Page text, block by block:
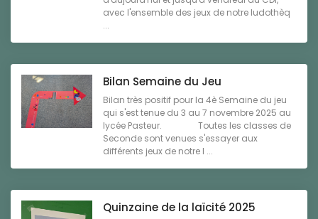
avec l'ensemble des jeux de notre ludothèq
...
Bilan Semaine du Jeu
Bilan très positif pour la 4è Semaine du jeu
qui s'est tenue du 3 au 7 novembre 2025 au
lycée Pasteur. Toutes les classes de
Seconde sont venues s'essayer aux
différents jeux de notre l ...
Quinzaine de la laïcité 2025